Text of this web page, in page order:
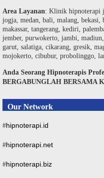
Area Layanan: Klinik hipnoterapi
jogja, medan, bali, malang, bekasi,
makassar, tangerang, kediri,
jember, purwokerto, jambi,
garut, salatiga, cikarang, gresik,
mojokerto, cibubur, probolinggo,
Anda Seorang Hipnoterapis
BERGABUNGLAH BERSAMA
Our Network
#hipnoterapi.id
#hipnoterapi.net
#hipnoterapi.biz